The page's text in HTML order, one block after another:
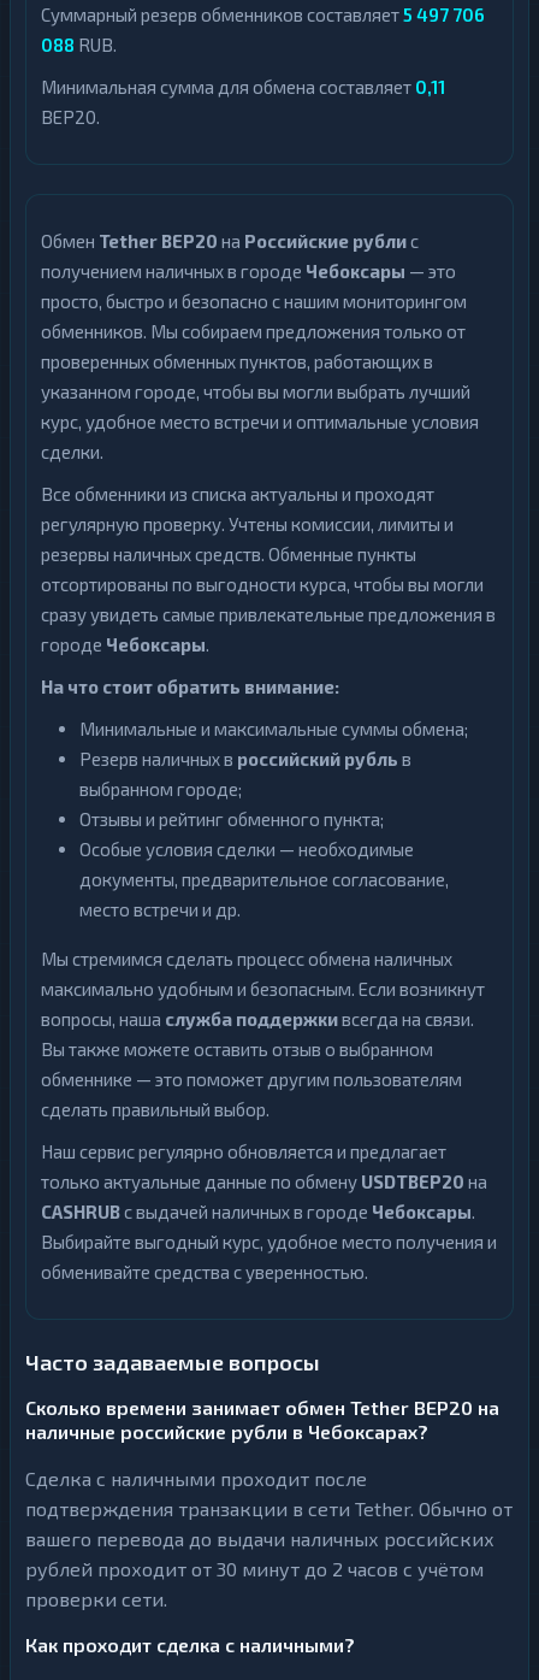
Суммарный резерв обменников составляет5 497 706
088 RUB.
Минимальная сумма для обмена составляет 0,11
BEP20.
Обмен Tether BEP20 на Российские рублис
получением наличных в городе Чебоксары — это
просто, быстро и безопасно с нашим мониторингом
обменников. Мы собираем предложения только от
проверенных обменных пунктов, работающих в
указанном городе, чтобы вы могли выбрать лучший
курс, удобное место встречи и оптимальные условия
сделки.
Все обменники из списка актуальны и проходят
регулярную проверку. Учтены комиссии, лимиты и
резервы наличных средств. Обменные пункты
отсортированы по выгодности курса, чтобы вы могли
сразу увидеть самые привлекательные предложения в
городе Чебоксары.
На что стоит обратить внимание:
Минимальные и максимальные суммы обмена;
Резерв наличных в российский рубль в
выбранном городе;
Отзывы и рейтинг обменного пункта;
Особые условия сделки — необходимые
документы, предварительное согласование,
место встречи и др.
Мы стремимся сделать процесс обмена наличных
максимально удобным и безопасным. Если возникнут
вопросы, наша служба поддержкивсегда на связи.
Вы также можете оставить отзыв о выбранном
обменнике — это поможет другим пользователям
сделать правильный выбор.
Наш сервис регулярно обновляется и предлагает
только актуальные данные по обмену USDTBEP20 на
CASHRUBс выдачей наличных в городе Чебоксары.
Выбирайте выгодный курс, удобное место получения и
обменивайте средства с уверенностью.
Часто задаваемые вопросы
Сколько времени занимает обмен Tether BEP20 на
наличные российские рубли в Чебоксарах?
Сделка с наличными проходит после
подтверждения транзакции в сети Tether. Обычно от
вашего перевода до выдачи наличных российских
рублей проходит от 30 минут до 2 часов с учётом
проверки сети.
Как проходит сделка с наличными?